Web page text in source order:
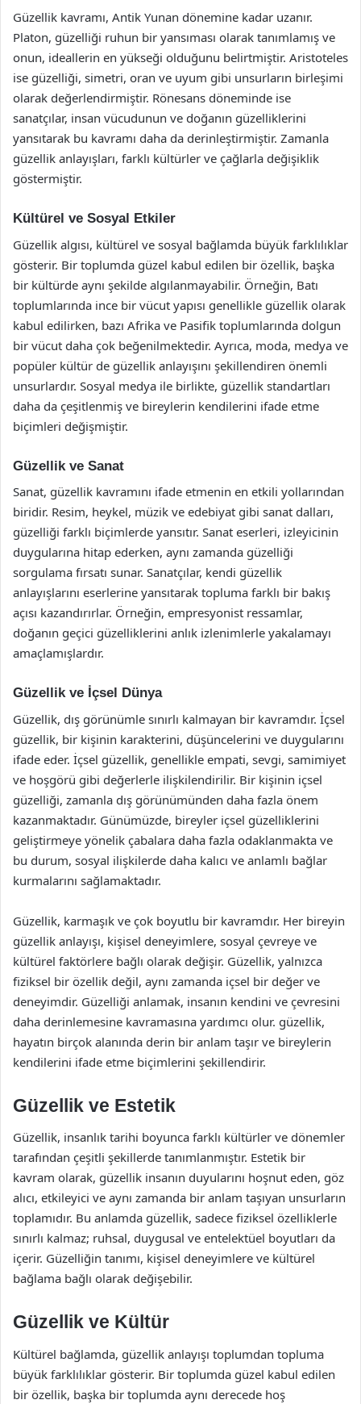
Güzellik kavramı, Antik Yunan dönemine kadar uzanır.
Platon, güzelliği ruhun bir yansıması olarak tanımlamış ve
onun, ideallerin en yükseği olduğunu belirtmiştir. Aristoteles
ise güzelliği, simetri, oran ve uyum gibi unsurların birleşimi
olarak değerlendirmiştir. Rönesans döneminde ise
sanatçılar, insan vücudunun ve doğanın güzelliklerini
yansıtarak bu kavramı daha da derinleştirmiştir. Zamanla
güzellik anlayışları, farklı kültürler ve çağlarla değişiklik
göstermiştir.
Kültürel ve Sosyal Etkiler
Güzellik algısı, kültürel ve sosyal bağlamda büyük farklılıklar
gösterir. Bir toplumda güzel kabul edilen bir özellik, başka
bir kültürde aynı şekilde algılanmayabilir. Örneğin, Batı
toplumlarında ince bir vücut yapısı genellikle güzellik olarak
kabul edilirken, bazı Afrika ve Pasifik toplumlarında dolgun
bir vücut daha çok beğenilmektedir. Ayrıca, moda, medya ve
popüler kültür de güzellik anlayışını şekillendiren önemli
unsurlardır. Sosyal medya ile birlikte, güzellik standartları
daha da çeşitlenmiş ve bireylerin kendilerini ifade etme
biçimleri değişmiştir.
Güzellik ve Sanat
Sanat, güzellik kavramını ifade etmenin en etkili yollarından
biridir. Resim, heykel, müzik ve edebiyat gibi sanat dalları,
güzelliği farklı biçimlerde yansıtır. Sanat eserleri, izleyicinin
duygularına hitap ederken, aynı zamanda güzelliği
sorgulama fırsatı sunar. Sanatçılar, kendi güzellik
anlayışlarını eserlerine yansıtarak topluma farklı bir bakış
açısı kazandırırlar. Örneğin, empresyonist ressamlar,
doğanın geçici güzelliklerini anlık izlenimlerle yakalamayı
amaçlamışlardır.
Güzellik ve İçsel Dünya
Güzellik, dış görünümle sınırlı kalmayan bir kavramdır. İçsel
güzellik, bir kişinin karakterini, düşüncelerini ve duygularını
ifade eder. İçsel güzellik, genellikle empati, sevgi, samimiyet
ve hoşgörü gibi değerlerle ilişkilendirilir. Bir kişinin içsel
güzelliği, zamanla dış görünümünden daha fazla önem
kazanmaktadır. Günümüzde, bireyler içsel güzelliklerini
geliştirmeye yönelik çabalara daha fazla odaklanmakta ve
bu durum, sosyal ilişkilerde daha kalıcı ve anlamlı bağlar
kurmalarını sağlamaktadır.
Güzellik, karmaşık ve çok boyutlu bir kavramdır. Her bireyin
güzellik anlayışı, kişisel deneyimlere, sosyal çevreye ve
kültürel faktörlere bağlı olarak değişir. Güzellik, yalnızca
fiziksel bir özellik değil, aynı zamanda içsel bir değer ve
deneyimdir. Güzelliği anlamak, insanın kendini ve çevresini
daha derinlemesine kavramasına yardımcı olur. güzellik,
hayatın birçok alanında derin bir anlam taşır ve bireylerin
kendilerini ifade etme biçimlerini şekillendirir.
Güzellik ve Estetik
Güzellik, insanlık tarihi boyunca farklı kültürler ve dönemler
tarafından çeşitli şekillerde tanımlanmıştır. Estetik bir
kavram olarak, güzellik insanın duyularını hoşnut eden, göz
alıcı, etkileyici ve aynı zamanda bir anlam taşıyan unsurların
toplamıdır. Bu anlamda güzellik, sadece fiziksel özelliklerle
sınırlı kalmaz; ruhsal, duygusal ve entelektüel boyutları da
içerir. Güzelliğin tanımı, kişisel deneyimlere ve kültürel
bağlama bağlı olarak değişebilir.
Güzellik ve Kültür
Kültürel bağlamda, güzellik anlayışı toplumdan topluma
büyük farklılıklar gösterir. Bir toplumda güzel kabul edilen
bir özellik, başka bir toplumda aynı derecede hoş